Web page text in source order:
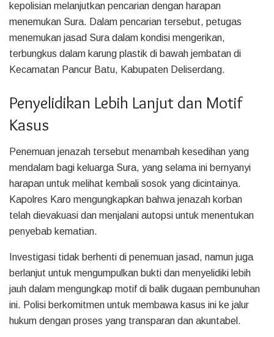
kepolisian melanjutkan pencarian dengan harapan
menemukan Sura. Dalam pencarian tersebut, petugas
menemukan jasad Sura dalam kondisi mengerikan,
terbungkus dalam karung plastik di bawah jembatan di
Kecamatan Pancur Batu, Kabupaten Deliserdang.
Penyelidikan Lebih Lanjut dan Motif
Kasus
Penemuan jenazah tersebut menambah kesedihan yang
mendalam bagi keluarga Sura, yang selama ini bernyanyi
harapan untuk melihat kembali sosok yang dicintainya.
Kapolres Karo mengungkapkan bahwa jenazah korban
telah dievakuasi dan menjalani autopsi untuk menentukan
penyebab kematian.
Investigasi tidak berhenti di penemuan jasad, namun juga
berlanjut untuk mengumpulkan bukti dan menyelidiki lebih
jauh dalam mengungkap motif di balik dugaan pembunuhan
ini. Polisi berkomitmen untuk membawa kasus ini ke jalur
hukum dengan proses yang transparan dan akuntabel.